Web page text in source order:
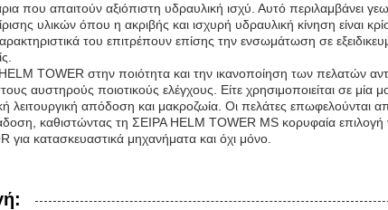
που απαιτούν αξιόπιστη υδραυλική ισχύ. Αυτό περιλαμβάνει
υλικών όπου η ακριβής και ισχυρή υδραυλική κίνηση είναι
του επιτρέπουν επίσης την ενσωμάτωση σε
TOWER στην ποιότητα και την ικανοποίηση των πελατών
αυστηρούς ποιοτικούς ελέγχους. Είτε χρησιμοποιείται σε μία
λειτουργική απόδοση και μακροζωία. Οι πελάτες
καθιστώντας τη ΣΕΙΡΑ HELM TOWER MS κορυφαία επιλογή
για κατασκευαστικά μηχανήματα και όχι μόνο.